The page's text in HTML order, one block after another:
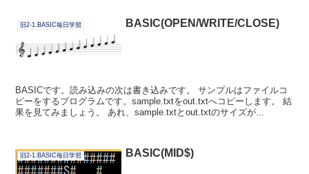
旧2-1.BASIC毎日学習 BASIC(OPEN/WRITE/CLOSE)
BASICです。読み込みの次は書き込みです。 サンプルはファイルコ
ピーをするプログラムです。sample.txtをout.txtへコピーします。 結
果を見てみましょう。 あれ、sample.txtとout.txtのサイズが...
旧2-1.BASIC毎日学習 BASIC(MID$)